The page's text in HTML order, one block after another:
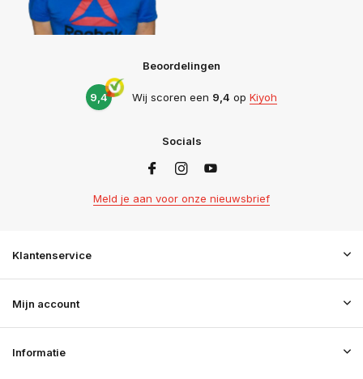
Beoordelingen
9,4 Wij scoren een 9,4 op Kiyoh
Socials
Meld je aan voor onze nieuwsbrief
Klantenservice
Mijn account
Informatie